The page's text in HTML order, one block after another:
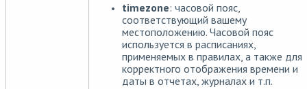
timezone: часовой пояс,
соответствующий вашему
местоположению. Часовой пояс
используется в расписаниях,
применяемых в правилах, а также для
корректного отображения времени и
даты в отчетах, журналах и т.п.